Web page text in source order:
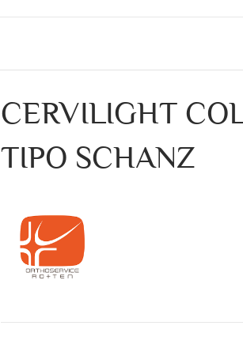
CERVILIGHT
TIPO SCHANZ